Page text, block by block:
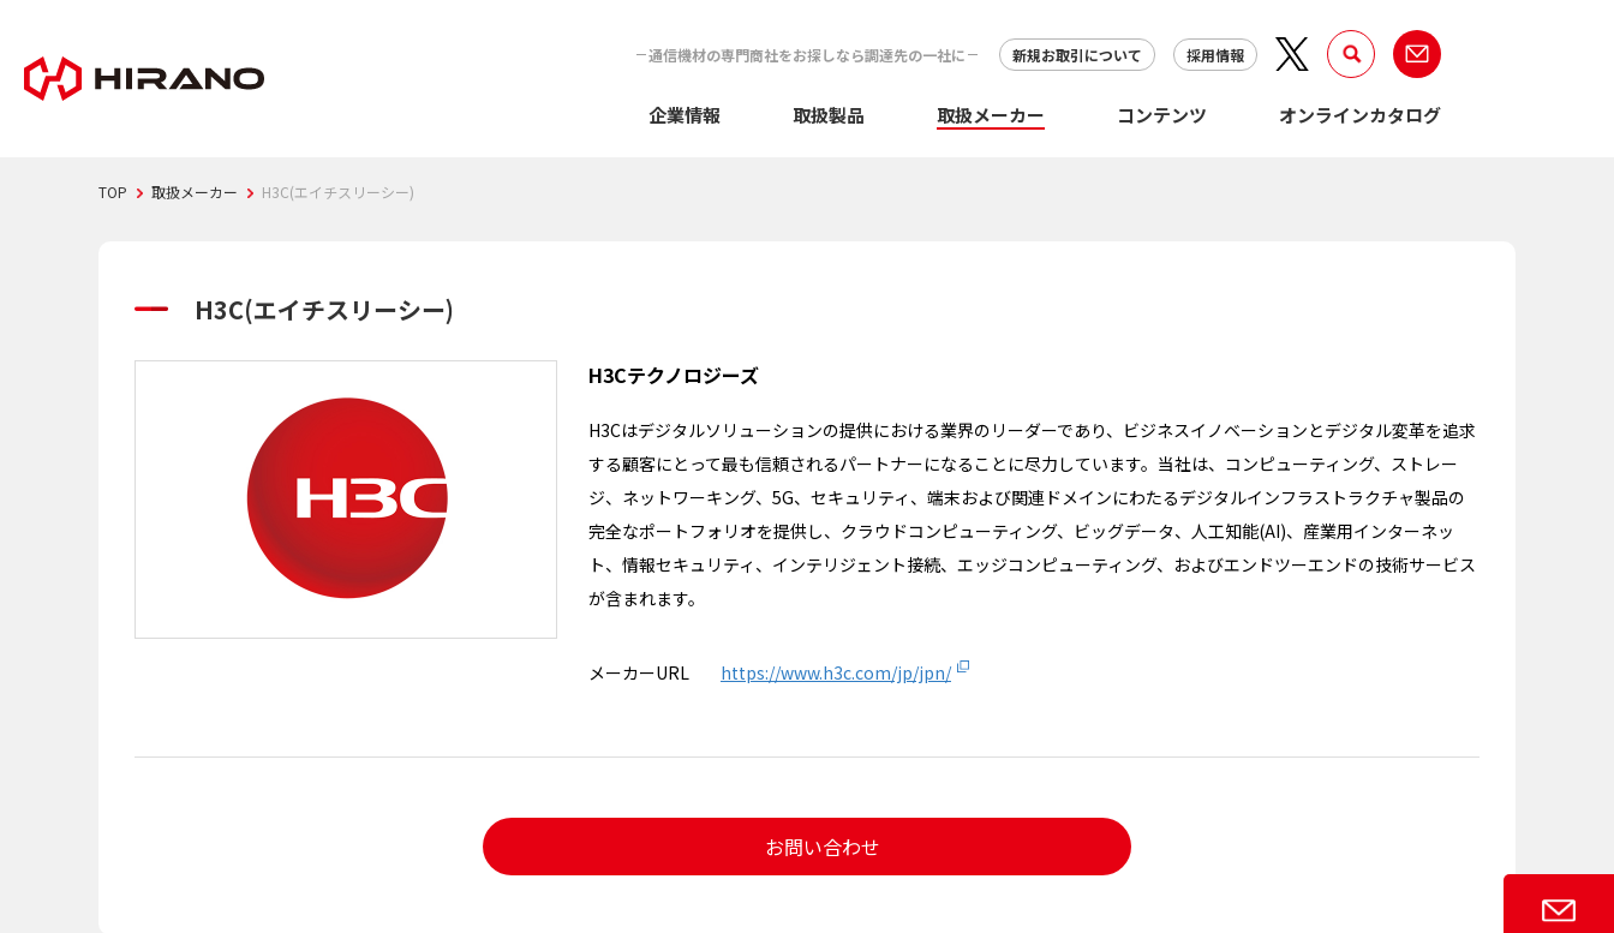
通信機材の専門商社をお探しなら調達先の一社に 新規お取引について 採用情報
企業情報 取扱製品 取扱メーカー コンテンツ オンラインカタログ
TOP 取扱メーカー H3C(エイチスリーシー)
H3C(エイチスリーシー)
H3Cテクノロジーズ
H3Cはデジタルソリューションの提供における業界のリーダーであり、ビジネスイノベーションとデジタル変革を追求
する顧客にとって最も信頼されるパートナーになることに尽力しています。当社は、コンピューティング、ストレー
ジ、ネットワーキング、5G、セキュリティ、端末および関連ドメインにわたるデジタルインフラストラクチャ製品の
完全なポートフォリオを提供し、クラウドコンピューティング、ビッグデータ、人工知能(AI)、産業用インターネッ
ト、情報セキュリティ、インテリジェント接続、エッジコンピューティング、およびエンドツーエンドの技術サービス
が含まれます。
メーカーURL https://www.h3c.com/jp/jpn/
お問い合わせ